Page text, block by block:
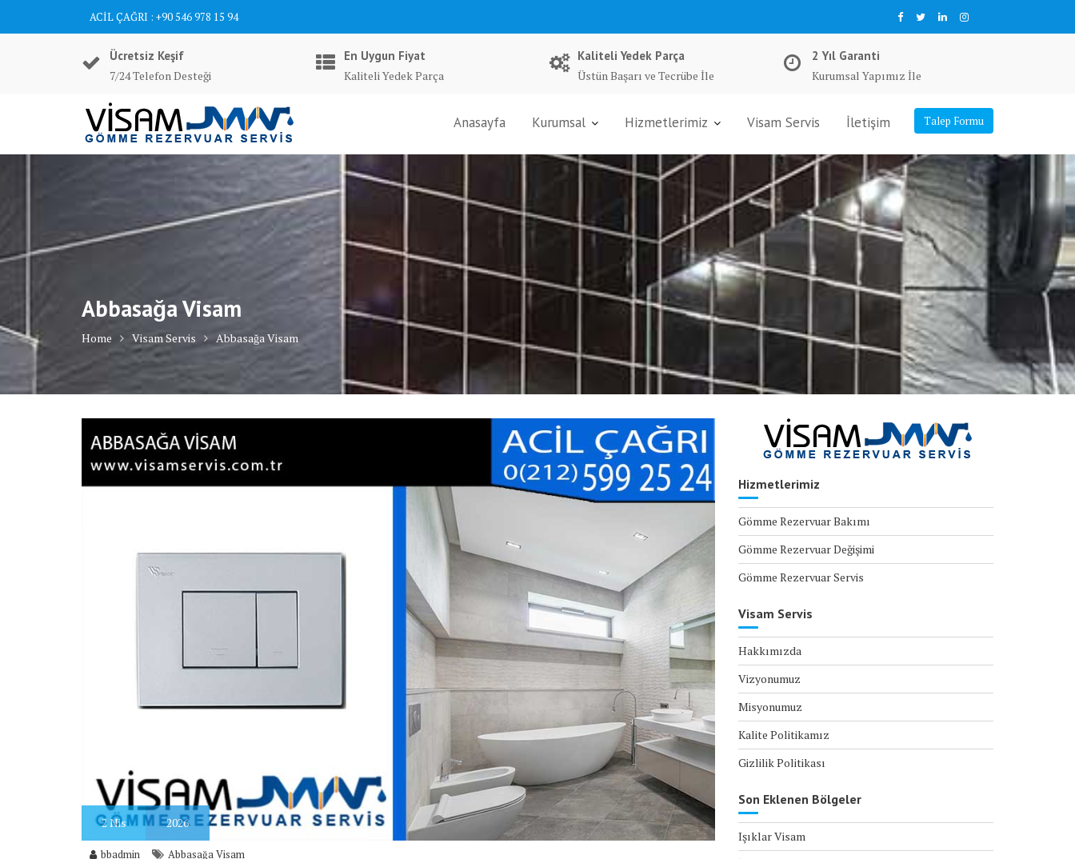
ACİL ÇAĞRI : +90 546 978 15 94
Ücretsiz Keşif
7/24 Telefon Desteği
En Uygun Fiyat
Kaliteli Yedek Parça
Kaliteli Yedek Parça
Üstün Başarı ve Tecrübe İle
2 Yıl Garanti
Kurumsal Yapımız İle
Talep Formu
Anasayfa Kurumsal Hizmetlerimiz Visam Servis İletişim
Abbasağa Visam
Home Visam Servis Abbasağa Visam
2Nis 2026
bbadmin Abbasağa Visam
Hizmetlerimiz
Gömme Rezervuar Bakımı
Gömme Rezervuar Değişimi
Gömme Rezervuar Servis
Visam Servis
Hakkımızda
Vizyonumuz
Misyonumuz
Kalite Politikamız
Gizlilik Politikası
Son Eklenen Bölgeler
Işıklar Visam